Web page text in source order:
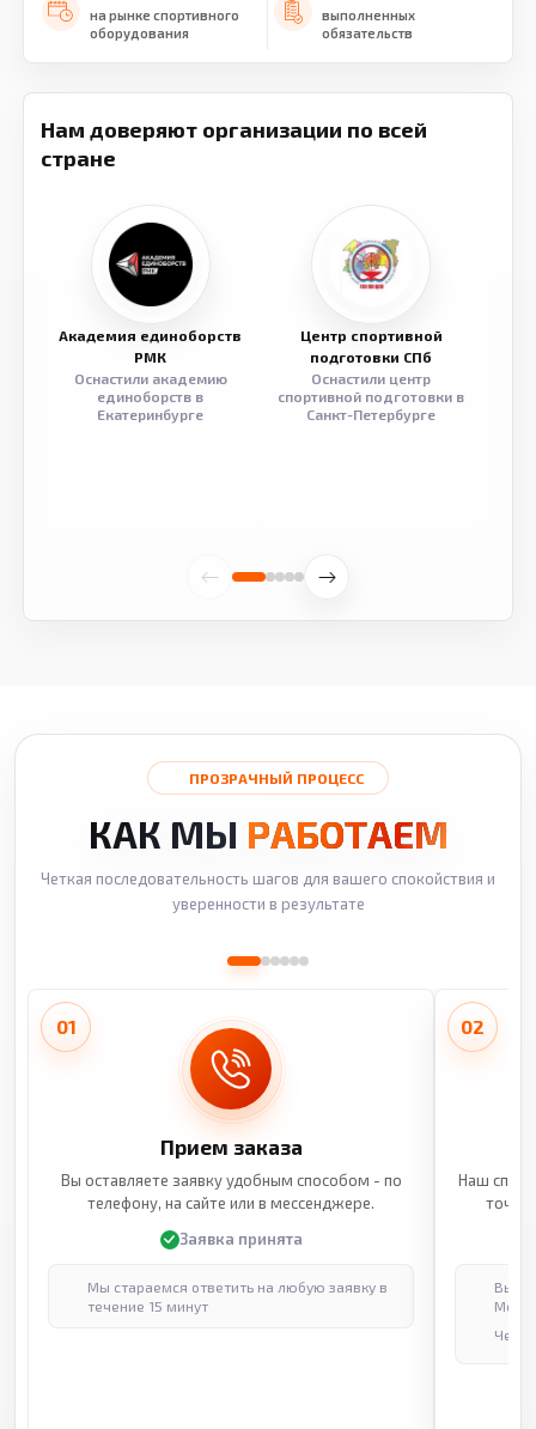
на рынке спортивного
оборудования
выполненных
обязательств
Нам доверяют организации по всей
стране
Академия единоборств
РМК
Оснастили академию
единоборств в
Екатеринбурге
Центр спортивной
подготовки СПб
Оснастили центр
спортивной подготовки в
Санкт-Петербурге
ПРОЗРАЧНЫЙ ПРОЦЕСС
КАК МЫ РАБОТАЕМ
Четкая последовательность шагов для вашего спокойствия и
уверенности в результате
01
Прием заказа
Вы оставляете заявку удобным способом - по
телефону, на сайте или в мессенджере.
Заявка принята
Мы стараемся ответить на любую заявку в
течение 15 минут
02
Наш